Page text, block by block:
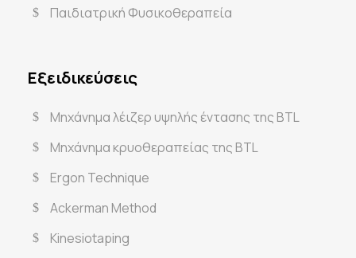
Παιδιατρική Φυσικοθεραπεία
Εξειδικεύσεις
Μηχάνημα λέιζερ υψηλής έντασης της BTL
Μηχάνημα κρυοθεραπείας της BTL
Ergon Technique
Ackerman Method
Kinesiotaping